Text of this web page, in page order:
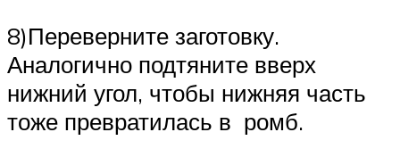
8)Переверните заготовку.
Аналогично подтяните вверх
нижний угол, чтобы нижняя часть
тоже превратилась в ромб.